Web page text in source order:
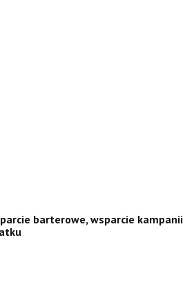
barterowe, wsparcie kampanii